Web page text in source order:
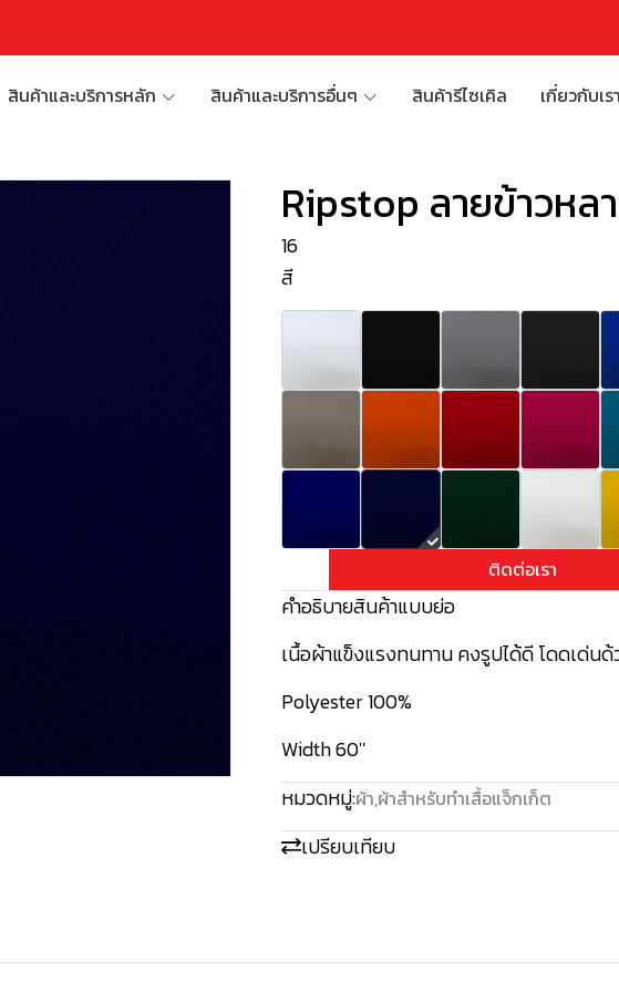
สินค้าและบริการหลัก สินค้าและบริการอื่นๆ สินค้ารีไซเคิล เกี่ยวกับเรา
Ripstop ลายข้าวหล
16
สี
ติดต่อเรา
คำอธิบายสินค้าแบบย่อ
เนื้อผ้าแข็งแรงทนทาน คงรูปได้ดี โดดเด่น
Polyester 100%
Width 60''
หมวดหมู่:ผ้า,ผ้าสำหรับทำเสื้อแจ็กเก็ต
เปรียบเทียบ